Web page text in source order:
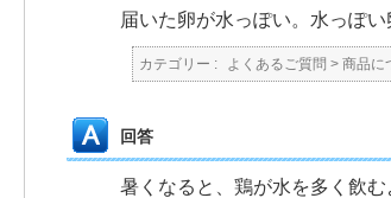
届いた卵が水っぽい。水っぽ
カテゴリー : よくあるご質問 > 商品に
回答
暑くなると、鶏が水を多く飲